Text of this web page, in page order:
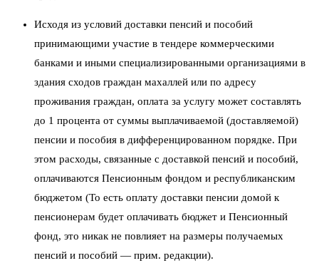
Исходя из условий доставки пенсий и пособий
принимающими участие в тендере коммерческими
банками и иными специализированными организациями в
здания сходов граждан махаллей или по адресу
проживания граждан, оплата за услугу может составлять
до 1 процента от суммы выплачиваемой (доставляемой)
пенсии и пособия в дифференцированном порядке. При
этом расходы, связанные с доставкой пенсий и пособий,
оплачиваются Пенсионным фондом и республиканским
бюджетом (То есть оплату доставки пенсии домой к
пенсионерам будет оплачивать бюджет и Пенсионный
фонд, это никак не повлияет на размеры получаемых
пенсий и пособий — прим. редакции).